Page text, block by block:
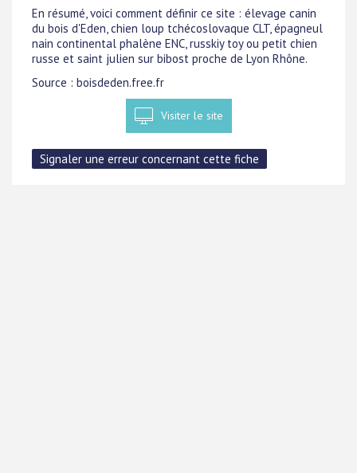
En résumé, voici comment définir ce site : élevage canin
du bois d'Eden, chien loup tchécoslovaque CLT, épagneul
nain continental phalène ENC, russkiy toy ou petit chien
russe et saint julien sur bibost proche de Lyon Rhône.
Source : boisdeden.free.fr
Visiter le site